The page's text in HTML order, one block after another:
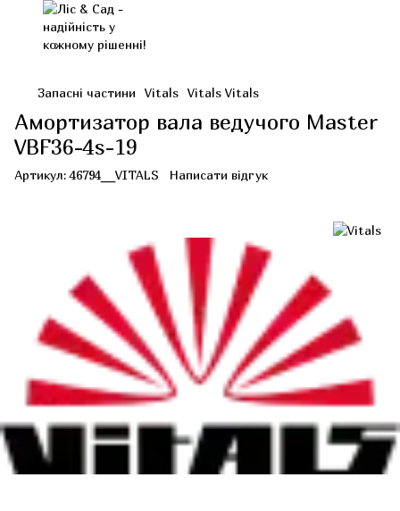
Запасні частини Vitals Vitals Vitals
Амортизатор вала ведучого Master
VBF36-4s-19
Артикул:46794__VITALS Написати відгук